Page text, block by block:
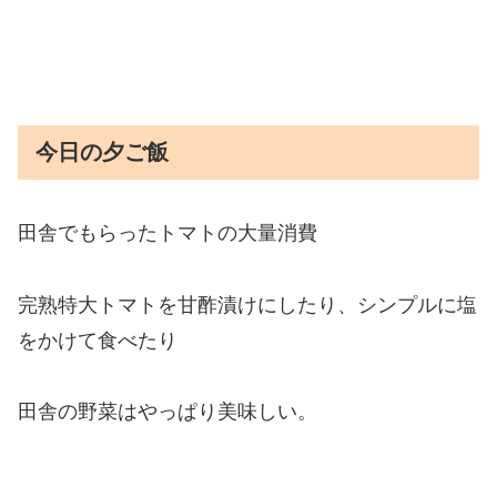
今日の夕ご飯
田舎でもらったトマトの大量消費
完熟特大トマトを甘酢漬けにしたり、シンプルに塩
をかけて食べたり
田舎の野菜はやっぱり美味しい。